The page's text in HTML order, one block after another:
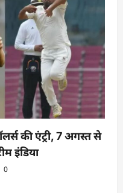
की एंट्री, 7 अगस्त से
इंडिया
0